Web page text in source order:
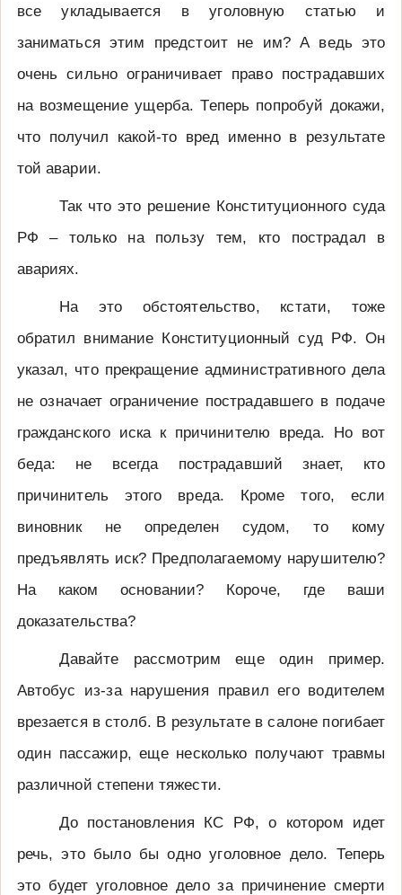
все укладывается в уголовную статью и
заниматься этим предстоит не им? А ведь это
очень сильно ограничивает право пострадавших
на возмещение ущерба. Теперь попробуй докажи,
что получил какой-то вред именно в результате
той аварии.
Так что это решение Конституционного суда
РФ – только на пользу тем, кто пострадал в
авариях.
На это обстоятельство, кстати, тоже
обратил внимание Конституционный суд РФ. Он
указал, что прекращение административного дела
не означает ограничение пострадавшего в подаче
гражданского иска к причинителю вреда. Но вот
беда: не всегда пострадавший знает, кто
причинитель этого вреда. Кроме того, если
виновник не определен судом, то кому
предъявлять иск? Предполагаемому нарушителю?
На каком основании? Короче, где ваши
доказательства?
Давайте рассмотрим еще один пример.
Автобус из-за нарушения правил его водителем
врезается в столб. В результате в салоне погибает
один пассажир, еще несколько получают травмы
различной степени тяжести.
До постановления КС РФ, о котором идет
речь, это было бы одно уголовное дело. Теперь
это будет уголовное дело за причинение смерти